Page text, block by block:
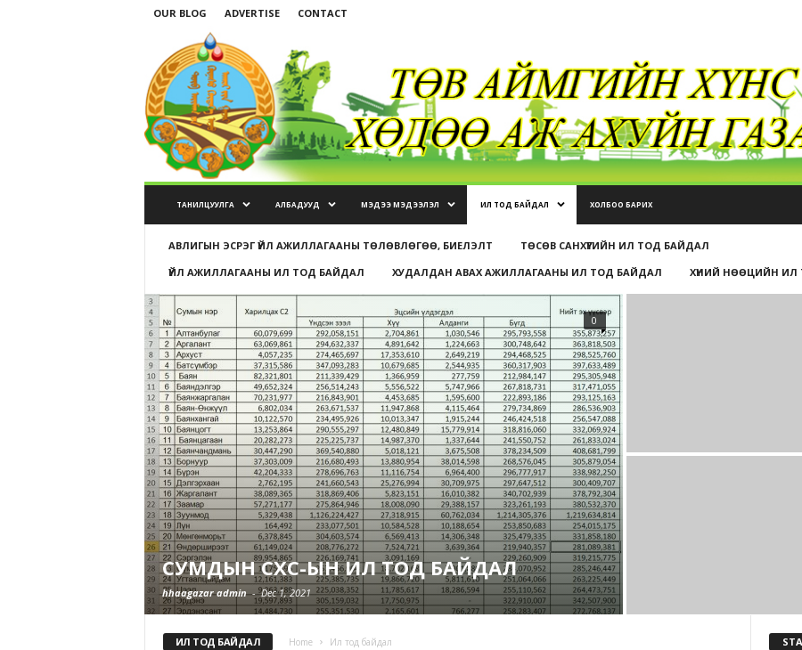
OUR BLOG ADVERTISE CONTACT
ТАНИЛЦУУЛГА АЛБАДУУД МЭДЭЭ МЭДЭЭЛЭЛ ИЛ ТОД БАЙДАЛ ХОЛБОО БАРИХ
АВЛИГЫН ЭСРЭГ ҮЙЛ АЖИЛЛАГААНЫ ТӨЛӨВЛӨГӨӨ, БИЕЛЭЛТ
ТӨСӨВ САНХҮҮГИЙН ИЛ ТОД БАЙДАЛ
ҮЙЛ АЖИЛЛАГААНЫ ИЛ ТОД БАЙДАЛ
ХУДАЛДАН АВАХ АЖИЛЛАГААНЫ ИЛ ТОД БАЙДАЛ ХҮНИЙ НӨӨЦИЙН
СУМДЫН СХС-ЫН ИЛ ТОД БАЙДАЛ
hhaagazar admin - Dec 1, 2021
0
ИЛ ТОД БАЙДАЛ Home Ил тод байдал